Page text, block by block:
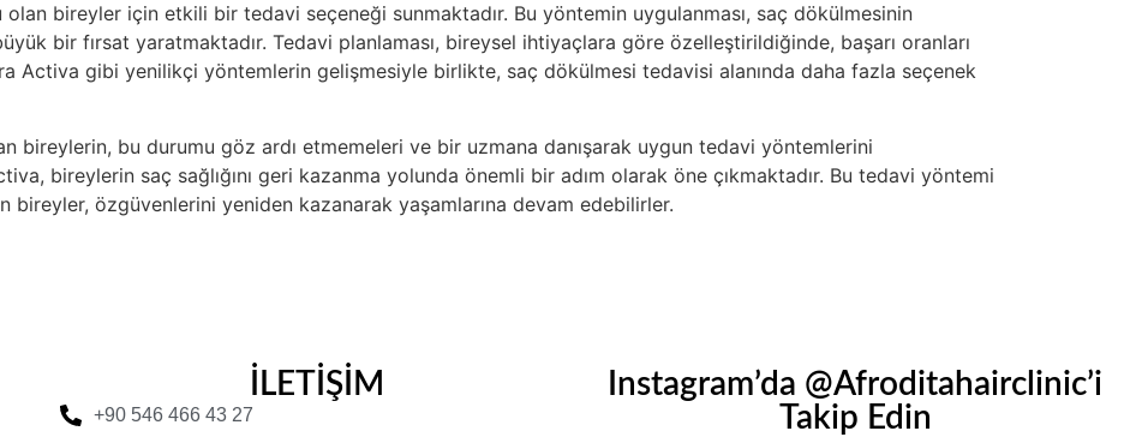
bireyler için etkili bir tedavi seçeneği sunmaktadır. Bu yöntemin uygulanması, saç dökülmesinin
bir fırsat yaratmaktadır. Tedavi planlaması, bireysel ihtiyaçlara göre özelleştirildiğinde, başarı oranları
Activa gibi yenilikçi yöntemlerin gelişmesiyle birlikte, saç dökülmesi tedavisi alanında daha fazla seçenek
bireylerin, bu durumu göz ardı etmemeleri ve bir uzmana danışarak uygun tedavi yöntemlerini
bireylerin saç sağlığını geri kazanma yolunda önemli bir adım olarak öne çıkmaktadır. Bu tedavi yöntemi
bireyler, özgüvenlerini yeniden kazanarak yaşamlarına devam edebilirler.
İLETİŞİM
+90 546 466 43 27
Instagram’da @Afroditahairclinic’i
Takip Edin